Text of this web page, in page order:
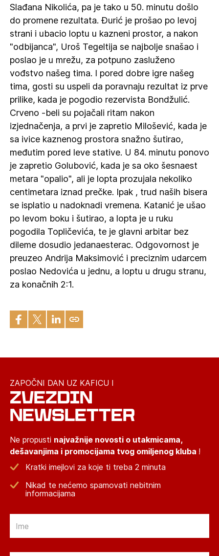
Slađana Nikolića, pa je tako u 50. minutu došlo
do promene rezultata. Đurić je prošao po levoj
strani i ubacio loptu u kazneni prostor, a nakon
"odbijanca", Uroš Tegeltija se najbolje snašao i
poslao je u mrežu, za potpuno zasluženo
vođstvo našeg tima. I pored dobre igre našeg
tima, gosti su uspeli da poravnaju rezultat iz prve
prilike, kada je pogodio rezervista Bondžulić.
Crveno -beli su pojačali ritam nakon
izjednačenja, a prvi je zapretio Milošević, kada je
sa ivice kaznenog prostora snažno šutirao,
međutim pored leve stative. U 84. minutu ponovo
je zapretio Golubović, kada je sa oko šesnaest
metara "opalio", ali je lopta prozujala nekoliko
centimetara iznad prečke. Ipak , trud naših bisera
se isplatio u nadoknadi vremena. Katanić je ušao
po levom boku i šutirao, a lopta je u ruku
pogodila Topličevića, te je glavni arbitar bez
dileme dosudio jedanaesterac. Odgovornost je
preuzeo Andrija Maksimović i preciznim udarcem
poslao Nedovića u jednu, a loptu u drugu stranu,
za konačnih 2:1.
ZAPOČNI DAN UZ KAFICU I
ZVEZDIN
NEWSLETTER
Ne propusti najvažnije novosti o utakmicama,
dešavanjima i promocijama tvog omiljenog kluba !
Kratki imejlovi za koje ti treba 2 minuta
Nikad te nećemo spamovati nebitnim
informacijama